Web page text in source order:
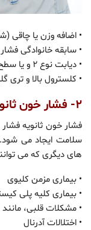
• اضافه وزن یا چاقی
• سابقه خانوادگی
• دیابت نوع ۲ و یا سطح قند خون ناشتای بالا
• کلسترول بالا و تری
۲- فشار خون ثانویه
فشار خون ثانویه
سلامت ایجاد می
های دیگری که می
• بیماری مزمن کلیوی
• بیماری کلیه پلی
• مشکلات قلبی،
• اختلالات آدرنال